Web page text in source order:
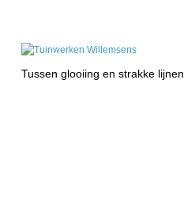
Tussen glooiing en strakke lijnen